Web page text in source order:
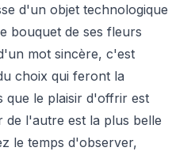
d'un objet technologique
bouquet de ses fleurs
mot sincère, c'est
choix qui feront la
que le plaisir d'offrir est
de l'autre est la plus belle
le temps d'observer,